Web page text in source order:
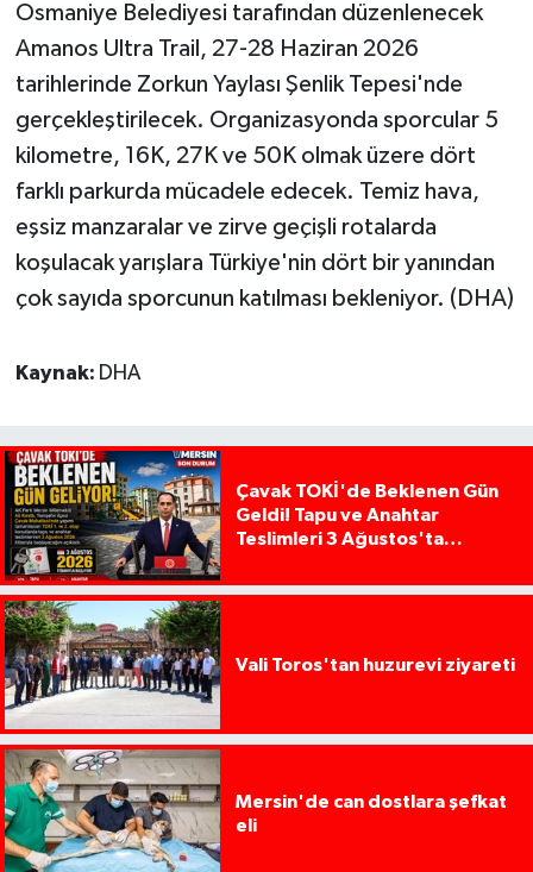
Osmaniye Belediyesi tarafından düzenlenecek
Amanos Ultra Trail, 27-28 Haziran 2026
tarihlerinde Zorkun Yaylası Şenlik Tepesi'nde
gerçekleştirilecek. Organizasyonda sporcular 5
kilometre, 16K, 27K ve 50K olmak üzere dört
farklı parkurda mücadele edecek. Temiz hava,
eşsiz manzaralar ve zirve geçişli rotalarda
koşulacak yarışlara Türkiye'nin dört bir yanından
çok sayıda sporcunun katılması bekleniyor. (DHA)
Kaynak: DHA
Çavak TOKİ'de Beklenen Gün
Geldi! Tapu ve Anahtar
Teslimleri 3 Ağustos'ta
Vali Toros'tan huzurevi ziyareti
Mersin'de can dostlara şefkat
eli